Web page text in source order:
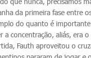
da primeira fase entre
do quanto é
a concentração, aliás, era
Fauth aproveitou o